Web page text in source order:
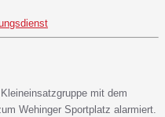
mit dem
Wehinger Sportplatz alarmiert.